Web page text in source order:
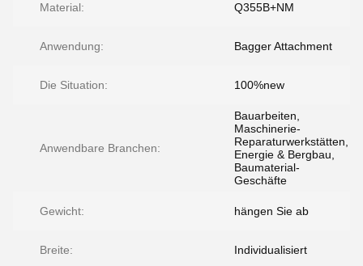
Material: Q355B+NM
Anwendung: Bagger Attachment
Die Situation: 100%new
Anwendbare Branchen:
Bauarbeiten,
Maschinerie-
Reparaturwerkstätten,
Energie & Bergbau,
Baumaterial-
Geschäfte
Gewicht: hängen Sie ab
Breite: Individualisiert